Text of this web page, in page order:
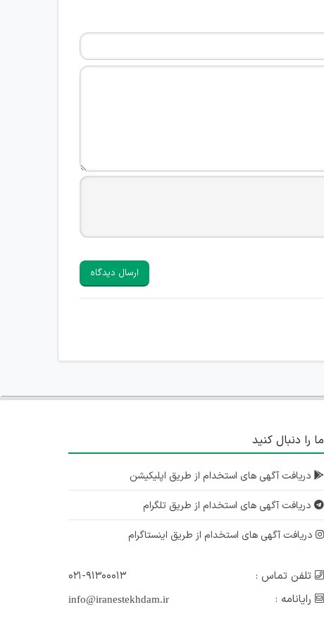
ارسال دیدگاه
ما را دنبال کنید
دریافت آگهی های استخدام از طریق اپلیکیشن
دریافت آگهی های استخدام از طریق تلگرام
دریافت آگهی های استخدام از طریق اینستاگرام
تلفن تماس :
۰۲۱-۹۱۳۰۰۰۱۳
رایانامه :
info@iranestekhdam.ir